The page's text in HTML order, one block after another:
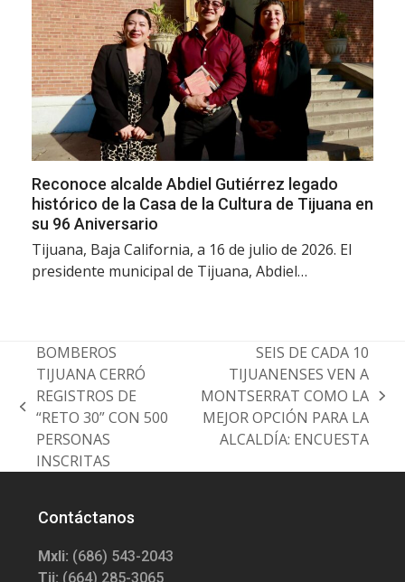
Reconoce alcalde Abdiel Gutiérrez legado
histórico de la Casa de la Cultura de Tijuana en
su 96 Aniversario
Tijuana, Baja California, a 16 de julio de 2026. El
presidente municipal de Tijuana, Abdiel…
previous
post:
BOMBEROS
TIJUANA CERRÓ
REGISTROS DE
“RETO 30” CON 500
PERSONAS
INSCRITAS
next
post:
SEIS DE CADA 10
TIJUANENSES VEN A
MONTSERRAT COMO LA
MEJOR OPCIÓN PARA LA
ALCALDÍA: ENCUESTA
Contáctanos
Mxli: (686) 543-2043
Tij: (664) 285-3065